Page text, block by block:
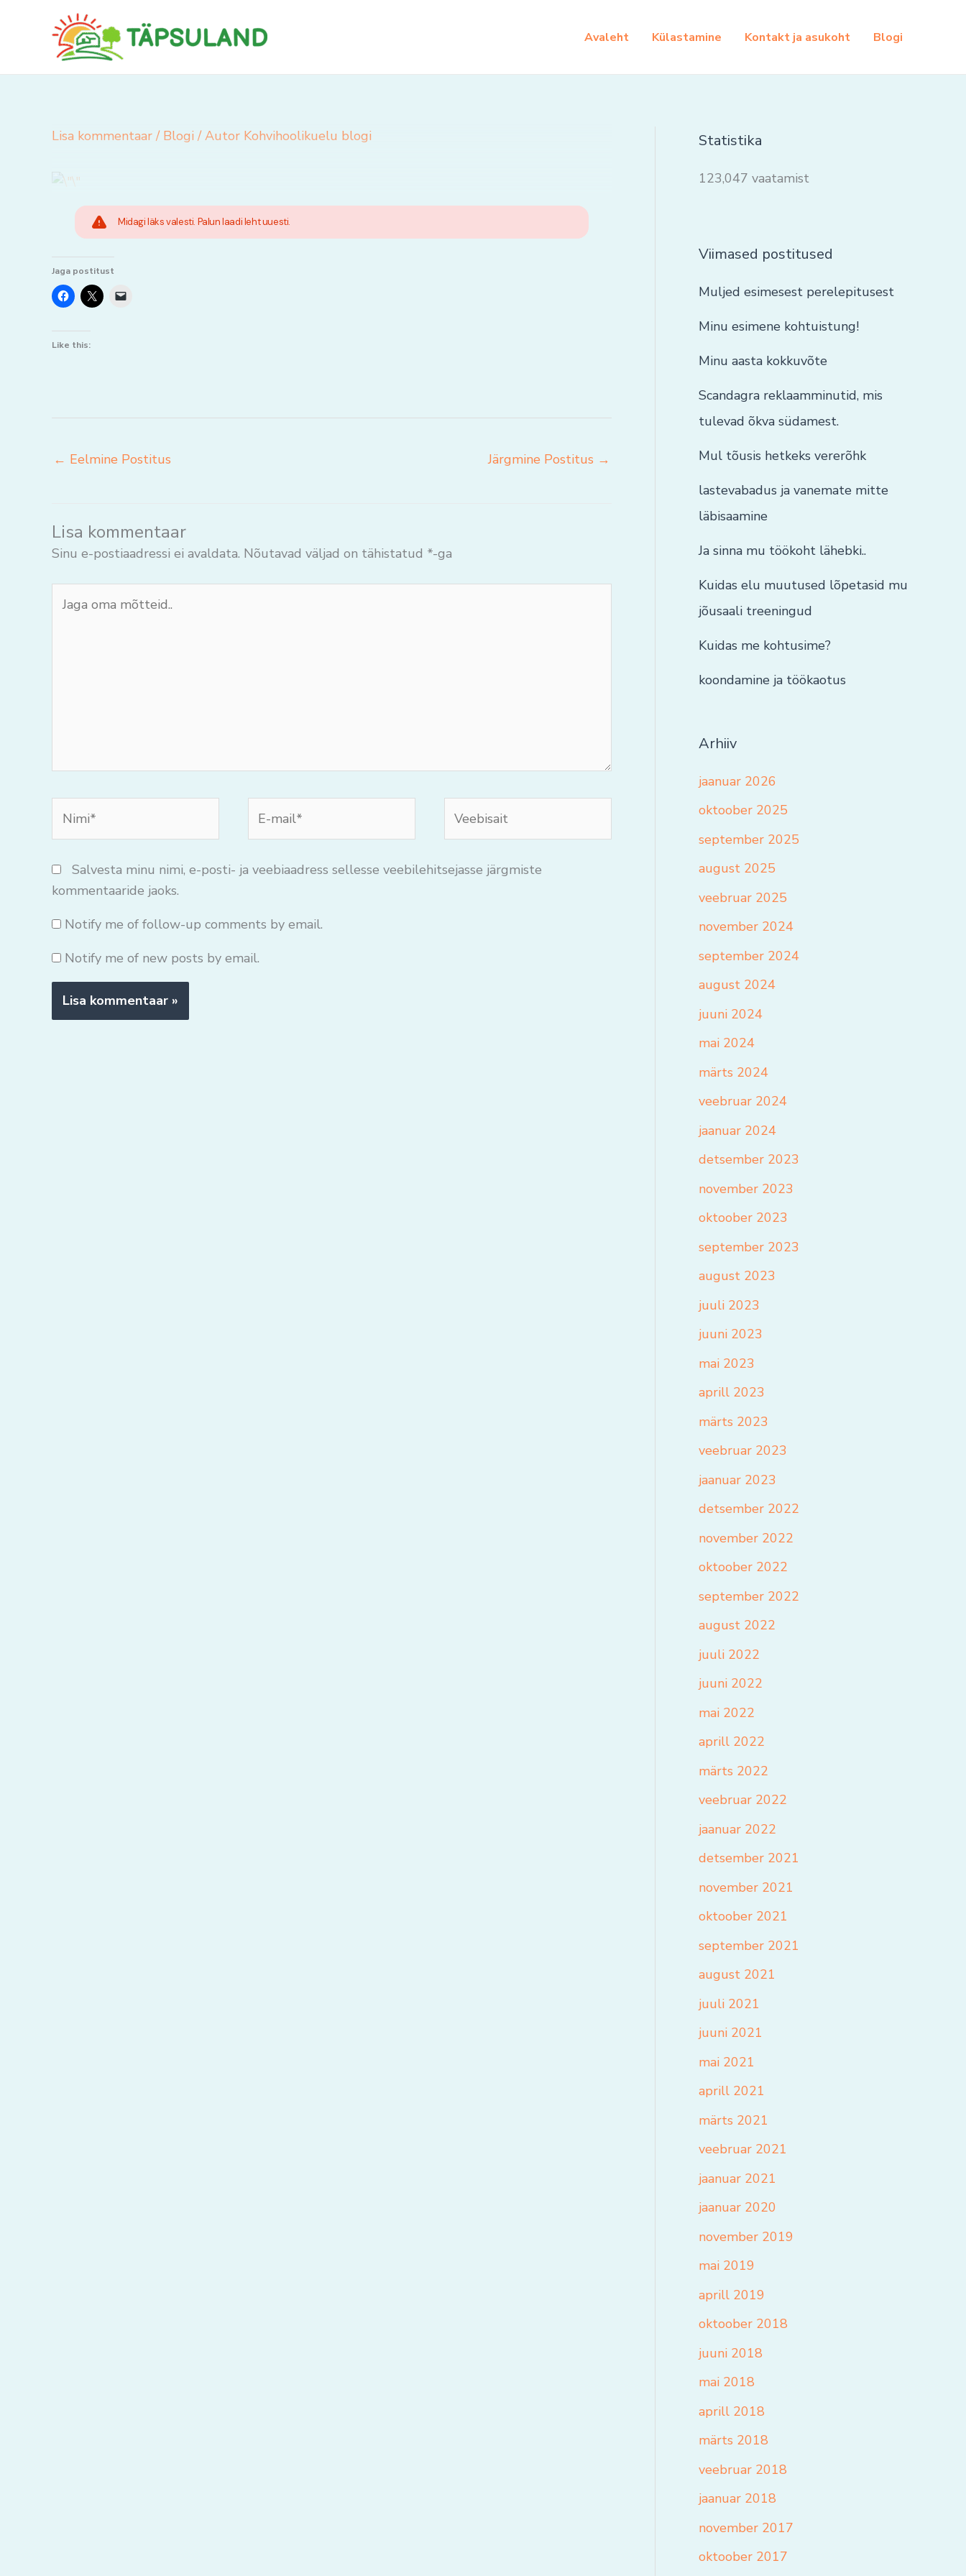
Avaleht Külastamine Kontakt ja asukoht Blogi
Lisa kommentaar / Blogi / Autor Kohvihoolikuelu blogi
Midagi läks valesti. Palun laadi leht uuesti.
Jaga postitust
Like this:
← Eelmine Postitus Järgmine Postitus →
Lisa kommentaar
Sinu e-postiaadressi ei avaldata. Nõutavad väljad on tähistatud *-ga
oma
mail*
Salvesta minu nimi, e-posti- ja veebiaadress sellesse veebilehitsejasse järgmiste
kommentaaride jaoks.
Notify me of follow-up comments by email.
Notify me of new posts by email.
Statistika
123,047 vaatamist
Viimased postitused
Muljed esimesest perelepitusest
Minu esimene kohtuistung!
Minu aasta kokkuvõte
Scandagra reklaamminutid, mis
tulevad õkva südamest.
Mul tõusis hetkeks vererõhk
lastevabadus ja vanemate mitte
läbisaamine
Ja sinna mu töökoht lähebki..
Kuidas elu muutused lõpetasid mu
jõusaali treeningud
Kuidas me kohtusime?
koondamine ja töökaotus
Arhiiv
jaanuar 2026
oktoober 2025
september 2025
august 2025
veebruar 2025
november 2024
september 2024
august 2024
juuni 2024
mai 2024
märts 2024
veebruar 2024
jaanuar 2024
detsember 2023
november 2023
oktoober 2023
september 2023
august 2023
juuli 2023
juuni 2023
mai 2023
aprill 2023
märts 2023
veebruar 2023
jaanuar 2023
detsember 2022
november 2022
oktoober 2022
september 2022
august 2022
juuli 2022
juuni 2022
mai 2022
aprill 2022
märts 2022
veebruar 2022
jaanuar 2022
detsember 2021
november 2021
oktoober 2021
september 2021
august 2021
juuli 2021
juuni 2021
mai 2021
aprill 2021
märts 2021
veebruar 2021
jaanuar 2021
jaanuar 2020
november 2019
mai 2019
aprill 2019
oktoober 2018
juuni 2018
mai 2018
aprill 2018
märts 2018
veebruar 2018
jaanuar 2018
november 2017
oktoober 2017